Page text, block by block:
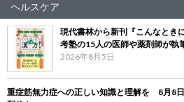
ヘルスケア
現代書林から新刊『こんなと
考塾の15人の医師や薬剤師が執
2026年8月5日
重症筋無力症への正しい知識と理解を 8月8